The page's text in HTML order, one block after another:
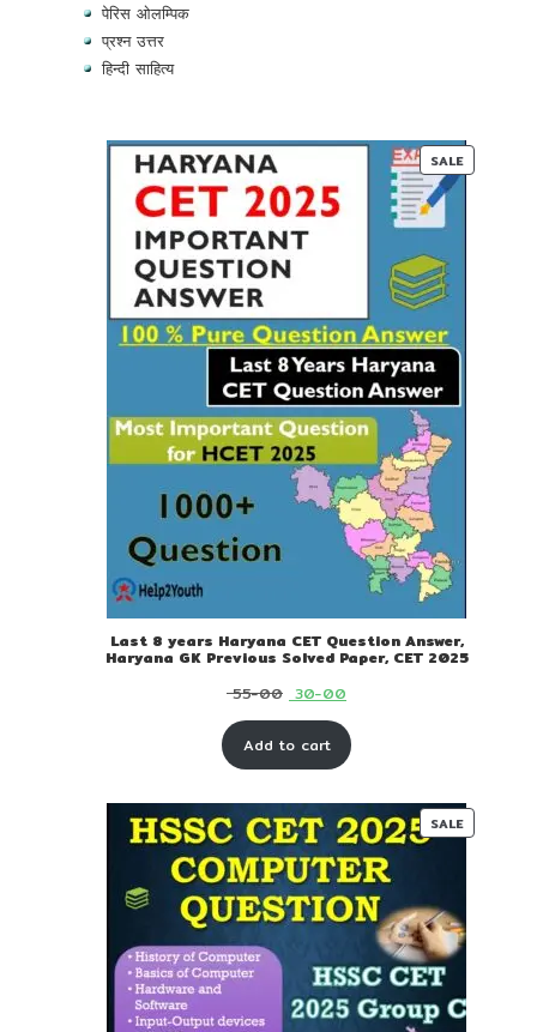
पेरिस ओलम्पिक
प्रश्न उत्तर
हिन्दी साहित्य
SALE
Last 8 years Haryana CET Question Answer,
Haryana GK Previous Solved Paper, CET 2025
55-00 Original
price
was:
00.
30-00Current
price
is:
00.
Add to cart
SALE